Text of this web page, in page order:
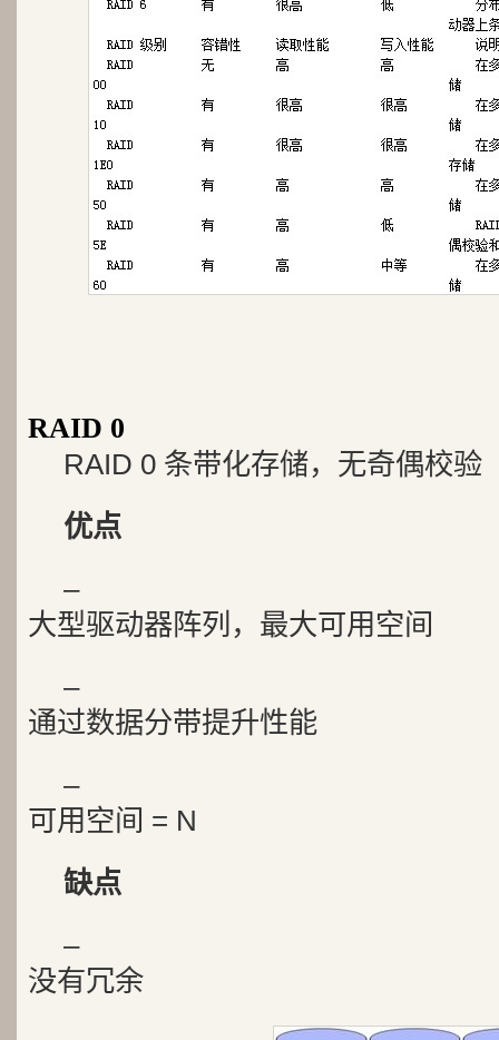
RAID 0
RAID 0 条带化存储，无奇偶校验
优点
–
大型驱动器阵列，最大可用空间
–
通过数据分带提升性能
–
可用空间 = N
缺点
–
没有冗余